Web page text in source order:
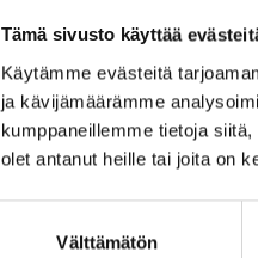
Tämä sivusto käyttää
Käytämme evästeitä
ja kävijämäärämme
kumppaneillemme tietoja
olet antanut heille tai joita on
Välttämätön